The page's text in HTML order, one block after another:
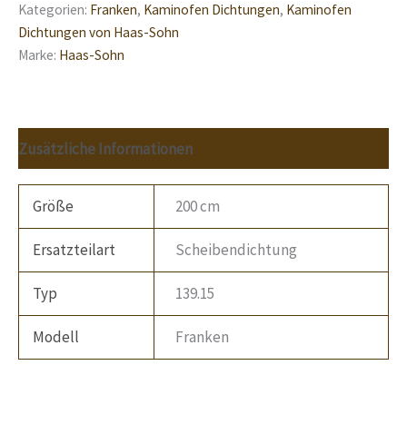
Kategorien: Franken, Kaminofen Dichtungen, Kaminofen
Dichtungen von Haas-Sohn
Marke: Haas-Sohn
Zusätzliche Informationen
Größe 200 cm
Ersatzteilart Scheibendichtung
Typ 139.15
Modell Franken